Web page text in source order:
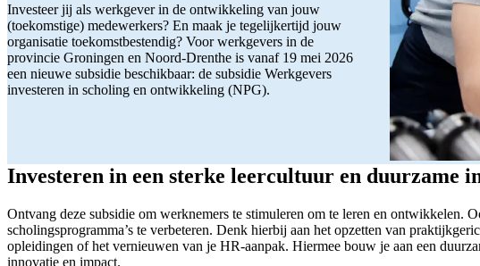
Investeer jij als werkgever in de ontwikkeling van jouw
(toekomstige) medewerkers? En maak je tegelijkertijd jouw
organisatie toekomstbestendig? Voor werkgevers in de
provincie Groningen en Noord-Drenthe is vanaf 19 mei 2026
een nieuwe subsidie beschikbaar: de subsidie Werkgevers
investeren in scholing en ontwikkeling (NPG).
Investeren in een sterke leercultuur en duurzame
Ontvang deze subsidie om werknemers te stimuleren om te leren en ontwikkelen.
scholingsprogramma’s te verbeteren. Denk hierbij aan het opzetten van
opleidingen of het vernieuwen van je HR-aanpak. Hiermee bouw je aan een
innovatie en impact.